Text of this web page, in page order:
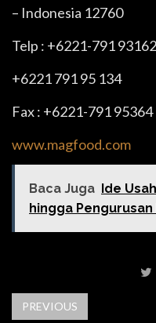
– Indonesia 12760
Telp : +6221-791
+6221 791 95 134
Fax : +6221-791 95364
www.magfood.com
Baca Juga Ide
hingga Pengurusan
PREVIOUS